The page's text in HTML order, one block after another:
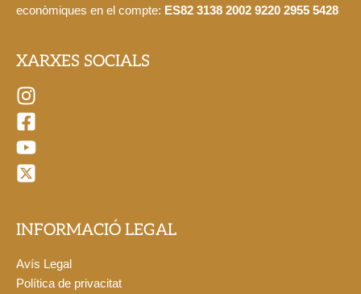
econòmiques en el compte: ES82 3138 2002 9220 2955 5428
XARXES SOCIALS
INFORMACIÓ LEGAL
Avís Legal
Política de privacitat